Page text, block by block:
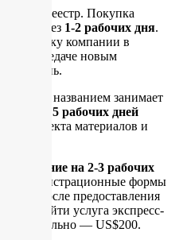
в Реестр. Покупка
через 1-2 рабочих дня.
покупку компании в
к передаче новым
день.
с Вашим названием занимает
5 рабочих дней
комплекта материалов и
ускорение на 2-3 рабочих
регистрационные формы
день после предоставления
подойти услуга экспресс-
отдельно — US$200.